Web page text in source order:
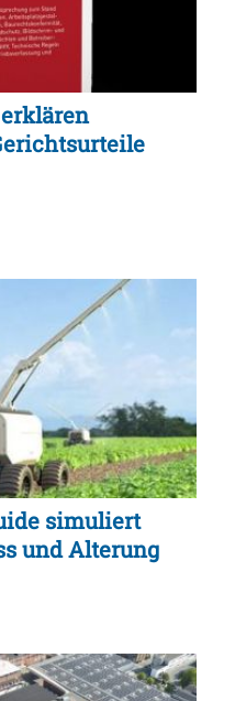
simuliert
und Alterung